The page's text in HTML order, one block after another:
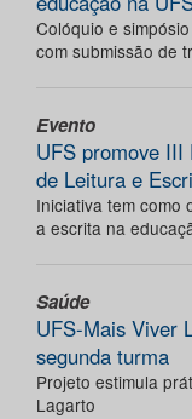
Colóquio e
com submissão de
Evento
UFS promove III
de Leitura e
Iniciativa tem como
a escrita na
Saúde
UFS-Mais Viver
segunda turma
Projeto estimula
Lagarto